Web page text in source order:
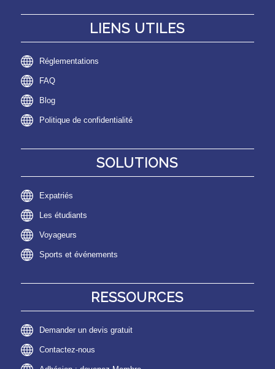
LIENS UTILES
Réglementations
FAQ
Blog
Politique de confidentialité
SOLUTIONS
Expatriés
Les étudiants
Voyageurs
Sports et événements
RESSOURCES
Demander un devis gratuit
Contactez-nous